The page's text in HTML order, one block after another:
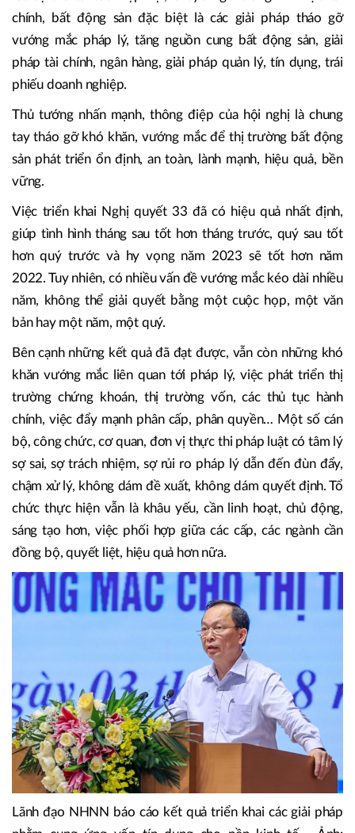
đánh giá cao các báo cáo của các bộ, ngành về kết quả
triển khai các nhiệm vụ theo yêu cầu tại Nghị quyết số 33
và đề xuất các giải pháp tháo gỡ khó khăn, vướng mắc cho
thị trường bất động sản; các tham luận với những giải pháp
chính, bất động sản đặc biệt là các giải pháp tháo gỡ
vướng mắc pháp lý, tăng nguồn cung bất động sản, giải
pháp tài chính, ngân hàng, giải pháp quản lý, tín dụng, trái
phiếu doanh nghiệp.
Thủ tướng nhấn mạnh, thông điệp của hội nghị là chung
tay tháo gỡ khó khăn, vướng mắc để thị trường bất động
sản phát triển ổn định, an toàn, lành mạnh, hiệu quả, bền
Việc triển khai Nghị quyết 33 đã có hiệu quả nhất định,
hơn quý trước và hy vọng năm 2023 sẽ tốt hơn năm
2022. Tuy nhiên, có nhiều vấn đề vướng mắc kéo dài nhiều
năm, không thể giải quyết bằng một cuộc họp, một văn
bản hay một năm, một quý.
Bên cạnh những kết quả đã đạt được, vẫn còn những khó
khăn vướng mắc liên quan tới pháp lý, việc phát triển thị
trường chứng khoán, thị trường vốn, các thủ tục hành
chính, việc đẩy mạnh phân cấp, phân quyền… Một số cán
bộ, công chức, cơ quan, đơn vị thực thi pháp luật có tâm lý
sợ sai, sợ trách nhiệm, sợ rủi ro pháp lý dẫn đến đùn đẩy,
chậm xử lý, không dám đề xuất, không dám quyết định. Tổ
chức thực hiện vẫn là khâu yếu, cần linh hoạt, chủ động,
sáng tạo hơn, việc phối hợp giữa các cấp, các ngành cần
đồng bộ, quyết liệt, hiệu quả hơn nữa.